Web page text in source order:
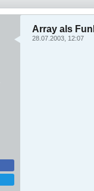
Array als
28.07.2003, 12:07